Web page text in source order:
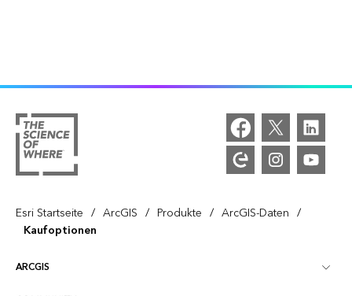
Esri Startseite / ArcGIS / Produkte / ArcGIS-Daten /
Kaufoptionen
ARCGIS